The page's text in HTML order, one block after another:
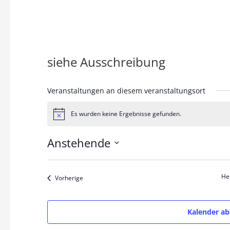
siehe Ausschreibung
Veranstaltungen an diesem veranstaltungsort
H
w
e
i
Es wurden keine Ergebnisse gefunden.
Anstehende
D
a
u
Vorherige
Kalender